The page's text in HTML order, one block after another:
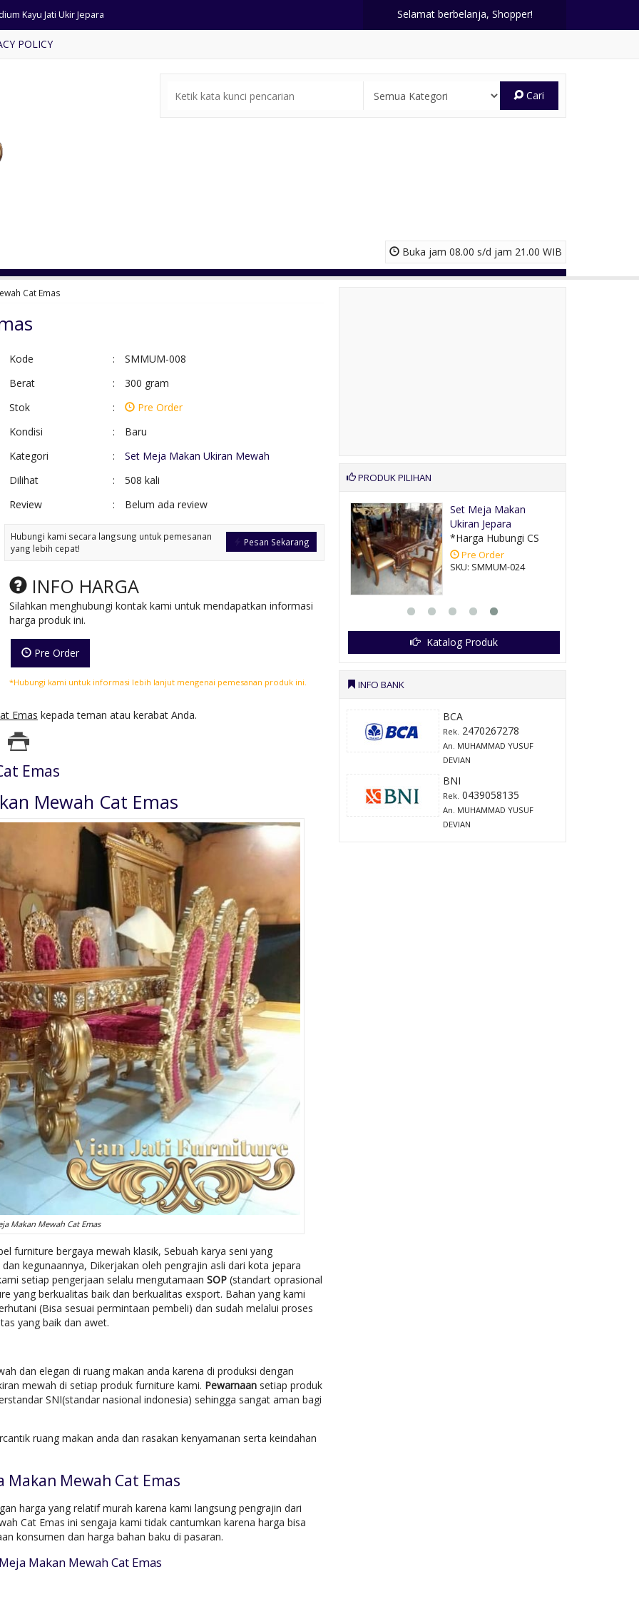
Kayu Jati Ukir Jepara
Pojok Ukir Warna Putih
Jam Antik Jati Kuno
Bale Ukiran Antik Jati
Selamat berbelanja, Shopper!
POLICY
Cari
Buka jam 08.00 s/d jam 21.00 WIB
Cat Emas
Kode :
SMMUM-008
Berat
:
300 gram
Stok
:
Pre Order
Kondisi
:
Baru
Kategori
:
Set Meja Makan Ukiran Mewah
Dilihat
:
508 kali
Review
: Belum ada review
Pesan Sekarang
Hubungi kami secara langsung untuk pemesanan
yang lebih cepat!
INFO HARGA
Silahkan menghubungi kontak kami untuk mendapatkan informasi
harga produk ini.
Pre Order
*Hubungi kami untuk informasi lebih lanjut mengenai pemesanan produk ini.
Emas kepada teman atau kerabat Anda.
Emas
Mewah Cat Emas
Makan Mewah Cat Emas
furniture bergaya mewah klasik, Sebuah karya seni yang
kegunaannya, Dikerjakan oleh pengrajin asli dari kota jepara
setiap pengerjaan selalu mengutamaan SOP (standart oprasional
yang berkualitas baik dan berkualitas exsport. Bahan yang kami
(Bisa sesuai permintaan pembeli) dan sudah melalui proses
yang baik dan awet.
dan elegan di ruang makan anda karena di produksi dengan
mewah di setiap produk furniture kami. Pewarnaan setiap produk
SNI(standar nasional indonesia) sehingga sangat aman bagi
ruang makan anda dan rasakan kenyamanan serta keindahan
Makan Mewah Cat Emas
harga yang relatif murah karena kami langsung pengrajin dari
Cat Emas ini sengaja kami tidak cantumkan karena harga bisa
konsumen dan harga bahan baku di pasaran.
Makan Mewah Cat Emas
PRODUK PILIHAN
Meja Makan Kayu
*Harga Hubungi CS
Pre Order
*Harga Hubungi CS
Pre Order
Set Meja Makan
Ukiran Jepara
*Harga Hubungi CS
Pre Order
SKU: SMMUM-024
Katalog Produk
INFO BANK
BCA
Rek. 2470267278
An. MUHAMMAD YUSUF
DEVIAN
BNI
Rek. 0439058135
An. MUHAMMAD YUSUF
DEVIAN